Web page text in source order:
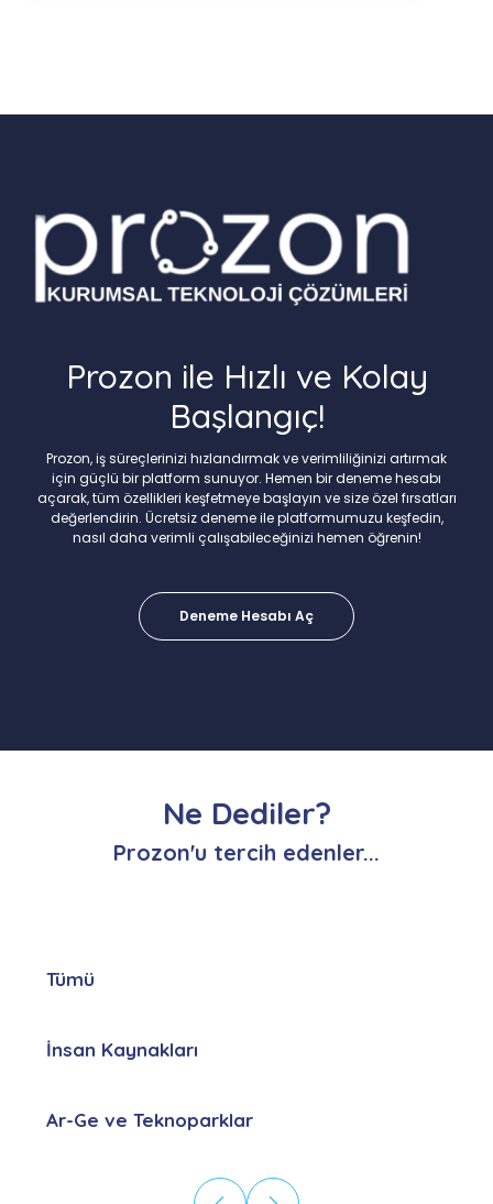
Prozon ile Hızlı ve Kolay
Başlangıç!
Prozon, iş süreçlerinizi hızlandırmak ve verimliliğinizi artırmak
için güçlü bir platform sunuyor. Hemen bir deneme hesabı
açarak, tüm özellikleri keşfetmeye başlayın ve size özel fırsatları
değerlendirin. Ücretsiz deneme ile platformumuzu keşfedin,
nasıl daha verimli çalışabileceğinizi hemen öğrenin!
Deneme Hesabı Aç
Ne Dediler?
Prozon'u tercih edenler...
Tümü
İnsan Kaynakları
Ar-Ge ve Teknoparklar